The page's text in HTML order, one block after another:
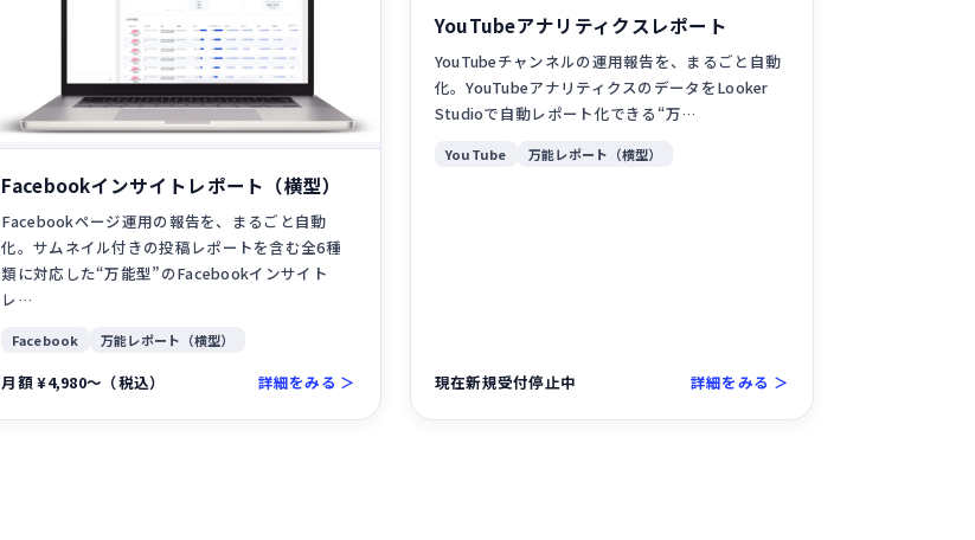
Facebookインサイトレポート（横型）
Facebookページ運用の報告を、まるごと自動
化。サムネイル付きの投稿レポートを含む全6種
類に対応した“万能型”のFacebookインサイト
レ…
Facebook 万能レポート（横型）
月額 ¥4,980〜（税込） 詳細をみる ＞
YouTubeアナリティクスレポート
YouTubeチャンネルの運用報告を、まるごと自動
化。YouTubeアナリティクスのデータをLooker
Studioで自動レポート化できる“万…
YouTube 万能レポート（横型）
現在新規受付停止中 詳細をみる ＞